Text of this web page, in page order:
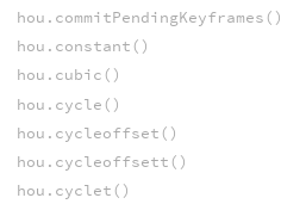
hou.commitPendingKeyframes()
hou.constant()
hou.cubic()
hou.cycle()
hou.cycleoffset()
hou.cycleoffsett()
hou.cyclet()